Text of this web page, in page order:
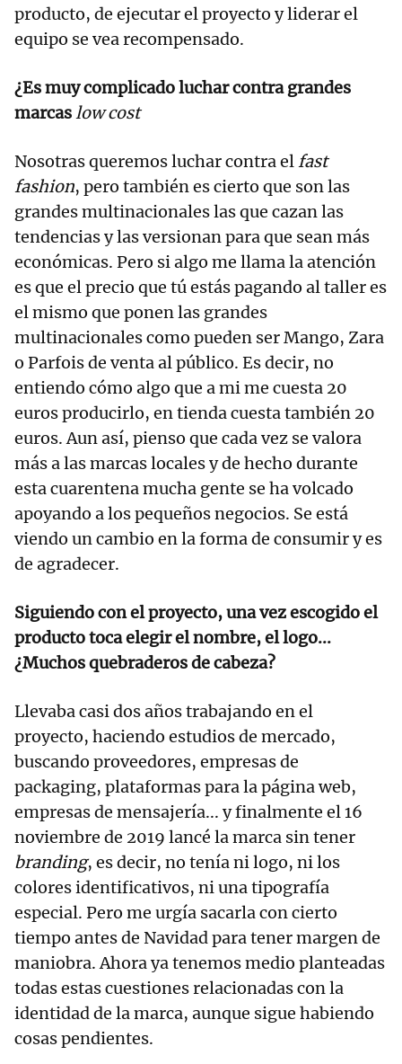
producto, de ejecutar el proyecto y liderar el
equipo se vea recompensado.
¿Es muy complicado luchar contra grandes
marcaslow cost
Nosotras queremos luchar contra elfast
fashion, pero también es cierto que son las
grandes multinacionales las que cazan las
tendencias y las versionan para que sean más
económicas. Pero si algo me llama la atención
es que el precio que tú estás pagando al taller es
el mismo que ponen las grandes
multinacionales como pueden ser Mango, Zara
o Parfois de venta al público. Es decir, no
entiendo cómo algo que a mi me cuesta 20
euros producirlo, en tienda cuesta también 20
euros. Aun así, pienso que cada vez se valora
más a las marcas locales y de hecho durante
esta cuarentena mucha gente se ha volcado
apoyando a los pequeños negocios. Se está
viendo un cambio en la forma de consumir y es
de agradecer.
Siguiendo con el proyecto, una vez escogido el
producto toca elegir el nombre, el logo...
¿Muchos quebraderos de cabeza?
Llevaba casi dos años trabajando en el
proyecto, haciendo estudios de mercado,
buscando proveedores, empresas de
packaging, plataformas para la página web,
empresas de mensajería... y finalmente el 16
noviembre de 2019 lancé la marca sin tener
branding, es decir, no tenía ni logo, ni los
colores identificativos, ni una tipografía
especial. Pero me urgía sacarla con cierto
tiempo antes de Navidad para tener margen de
maniobra. Ahora ya tenemos medio planteadas
todas estas cuestiones relacionadas con la
identidad de la marca, aunque sigue habiendo
cosas pendientes.